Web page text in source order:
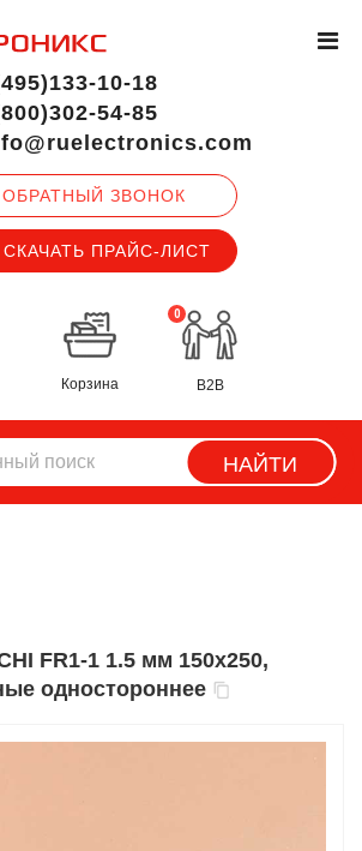
ОБРАТНЫЙ ЗВОНОК
СКАЧАТЬ ПРАЙС-ЛИСТ
10-18
54-85
0
Корзина B2B
НАЙТИ
одностороннее